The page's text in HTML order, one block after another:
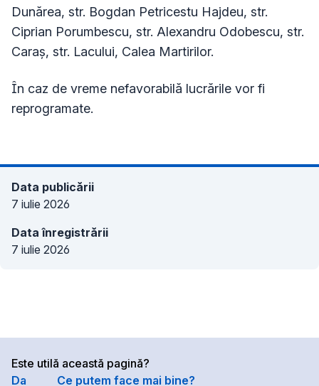
Dunărea, str. Bogdan Petricestu Hajdeu, str.
Ciprian Porumbescu, str. Alexandru Odobescu, str.
Caraș, str. Lacului, Calea Martirilor.
În caz de vreme nefavorabilă lucrările vor fi
reprogramate.
Data publicării
7 iulie 2026
Data înregistrării
7 iulie 2026
Este utilă această pagină?
Da
Ce putem face mai bine?